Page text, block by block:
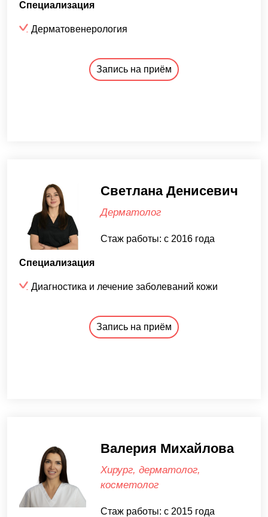
Специализация
Дерматовенерология
Запись на приём
Светлана Денисевич
Дерматолог
Стаж работы: с 2016 года
Специализация
Диагностика и лечение заболеваний кожи
Запись на приём
Валерия Михайлова
Хирург, дерматолог,
косметолог
Стаж работы: с 2015 года